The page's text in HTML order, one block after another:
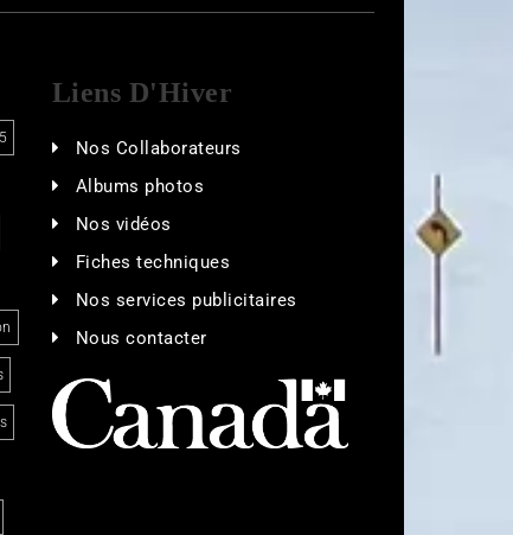
Liens D'Hiver
Nos Collaborateurs
Albums photos
Nos vidéos
Fiches techniques
Nos services publicitaires
Nous contacter